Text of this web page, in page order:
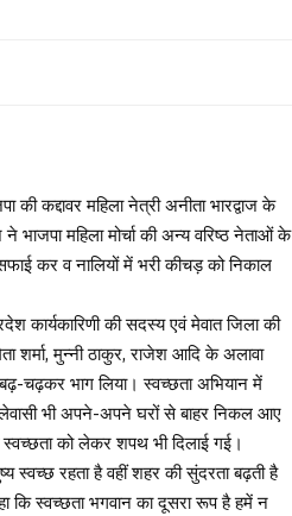
कद्दावर महिला नेत्री अनीता भारद्वाज के
महिला मोर्चा की अन्य वरिष्ठ नेताओं के
कर व नालियों में भरी कीचड़ को निकाल
कार्यकारिणी की सदस्य एवं मेवात जिला की
शर्मा, मुन्नी ठाकुर, राजेश आदि के अलावा
चढ़कर भाग लिया। स्वच्छता अभियान में
भी अपने-अपने घरों से बाहर निकल आए
को लेकर शपथ भी दिलाई गई।
स्वच्छ रहता है वहीं शहर की सुंदरता बढ़ती है
कि स्वच्छता भगवान का दूसरा रूप है हमें न